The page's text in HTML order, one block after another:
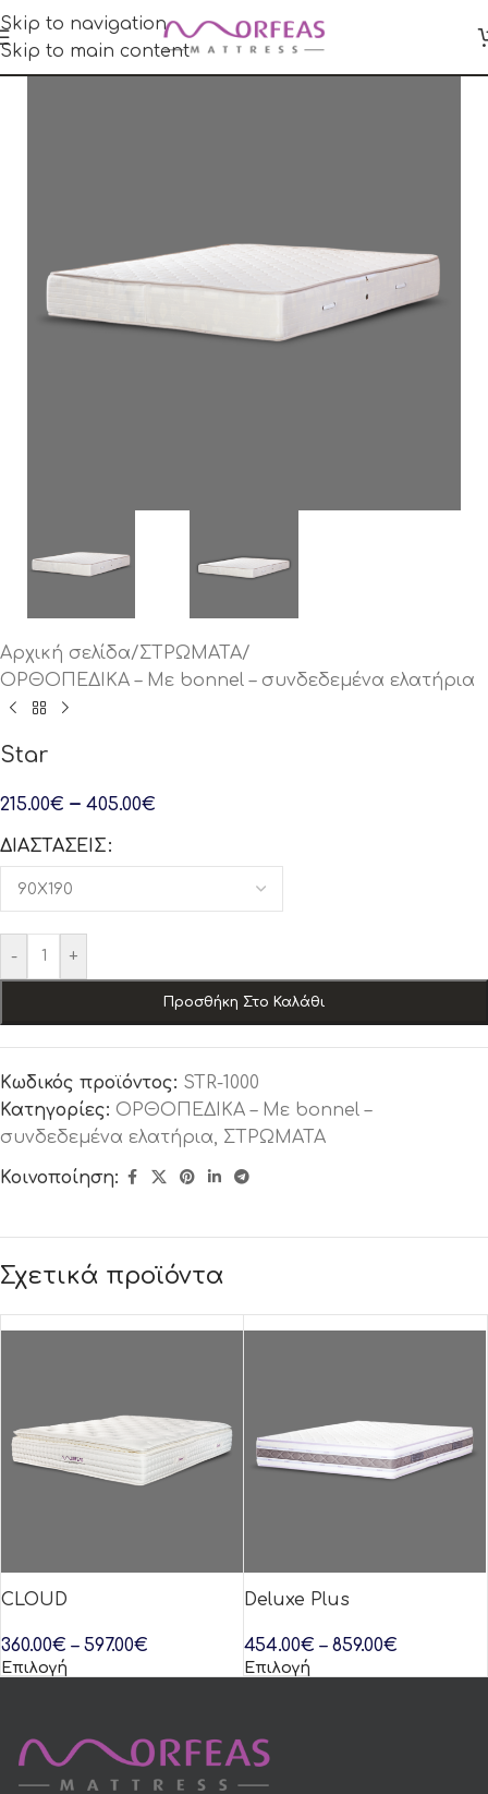
Skip to navigation
Skip to main content
Αρχική σελίδα/ΣΤΡΩΜΑΤΑ/
ΟΡΘΟΠΕΔΙΚΑ – Με bonnel – συνδεδεμένα ελατήρια
Star
215.00€ – 405.00€
ΔΙΑΣΤΆΣΕΙΣ
- +
Προσθήκη Στο Καλάθι
Κωδικός προϊόντος: STR-1000
Κατηγορίες: ΟΡΘΟΠΕΔΙΚΑ – Με bonnel –
συνδεδεμένα ελατήρια, ΣΤΡΩΜΑΤΑ
Κοινοποίηση:
Σχετικά προϊόντα
CLOUD
360.00€ – 597.00€
Επιλογή
Deluxe Plus
454.00€ – 859.00€
Επιλογή